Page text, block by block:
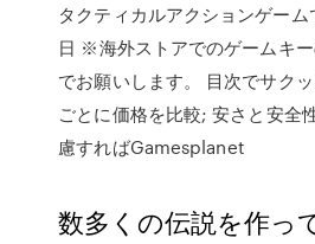
タクティカルアクションゲー
日 ※海外ストアでのゲームキ
でお願いします。 目次でサク
ごとに価格を比較; 安さと安全
慮すればGamesplanet
数多くの伝説を作っ